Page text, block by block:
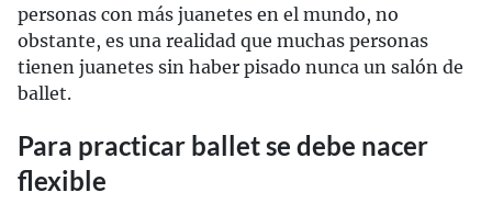
personas con más juanetes en el mundo, no
obstante, es una realidad que muchas personas
tienen juanetes sin haber pisado nunca un salón de
ballet.
Para practicar ballet se debe nacer
flexible